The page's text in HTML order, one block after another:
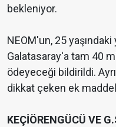
bekleniyor.
NEOM'un, 25 yaşındaki
Galatasaray'a tam 40
ödeyeceği bildirildi.
dikkat çeken ek
KEÇİÖRENGÜCÜ VE